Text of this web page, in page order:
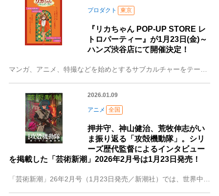
プロダクト 東京
『リカちゃん POP-UP STORE レ
トロパーティー』が1月23日(金)～
ハンズ渋谷店にて開催決定！
2026.01.09
アニメ 全国
押井守、神山健治、荒牧伸志がい
ま振り返る「攻殻機動隊」。シリ
ーズ歴代監督によるインタビュー
を掲載した「芸術新潮」2026年2月号は1月23日発売！